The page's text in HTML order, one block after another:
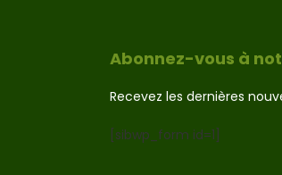
Abonnez-vous à
Recevez les dernières
[sibwp_form id=1]